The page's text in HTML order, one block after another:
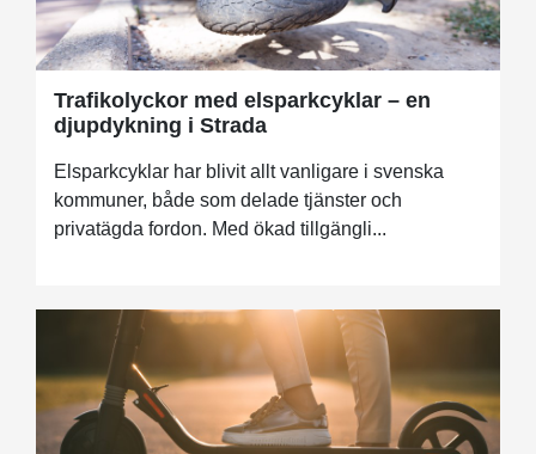
Trafikolyckor med elsparkcyklar – en
djupdykning i Strada
Elsparkcyklar har blivit allt vanligare i svenska
kommuner, både som delade tjänster och
privatägda fordon. Med ökad tillgängli...